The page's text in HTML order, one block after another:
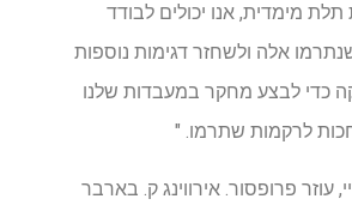
תלת מימדית, אנו יכולים לבודד
אלה ולשחזר דגימות נוספות
כדי לבצע מחקר במעבדות שלנו
לרקמות שתרמו. "
עוזר פרופסור. אירווינג ק. בארבר